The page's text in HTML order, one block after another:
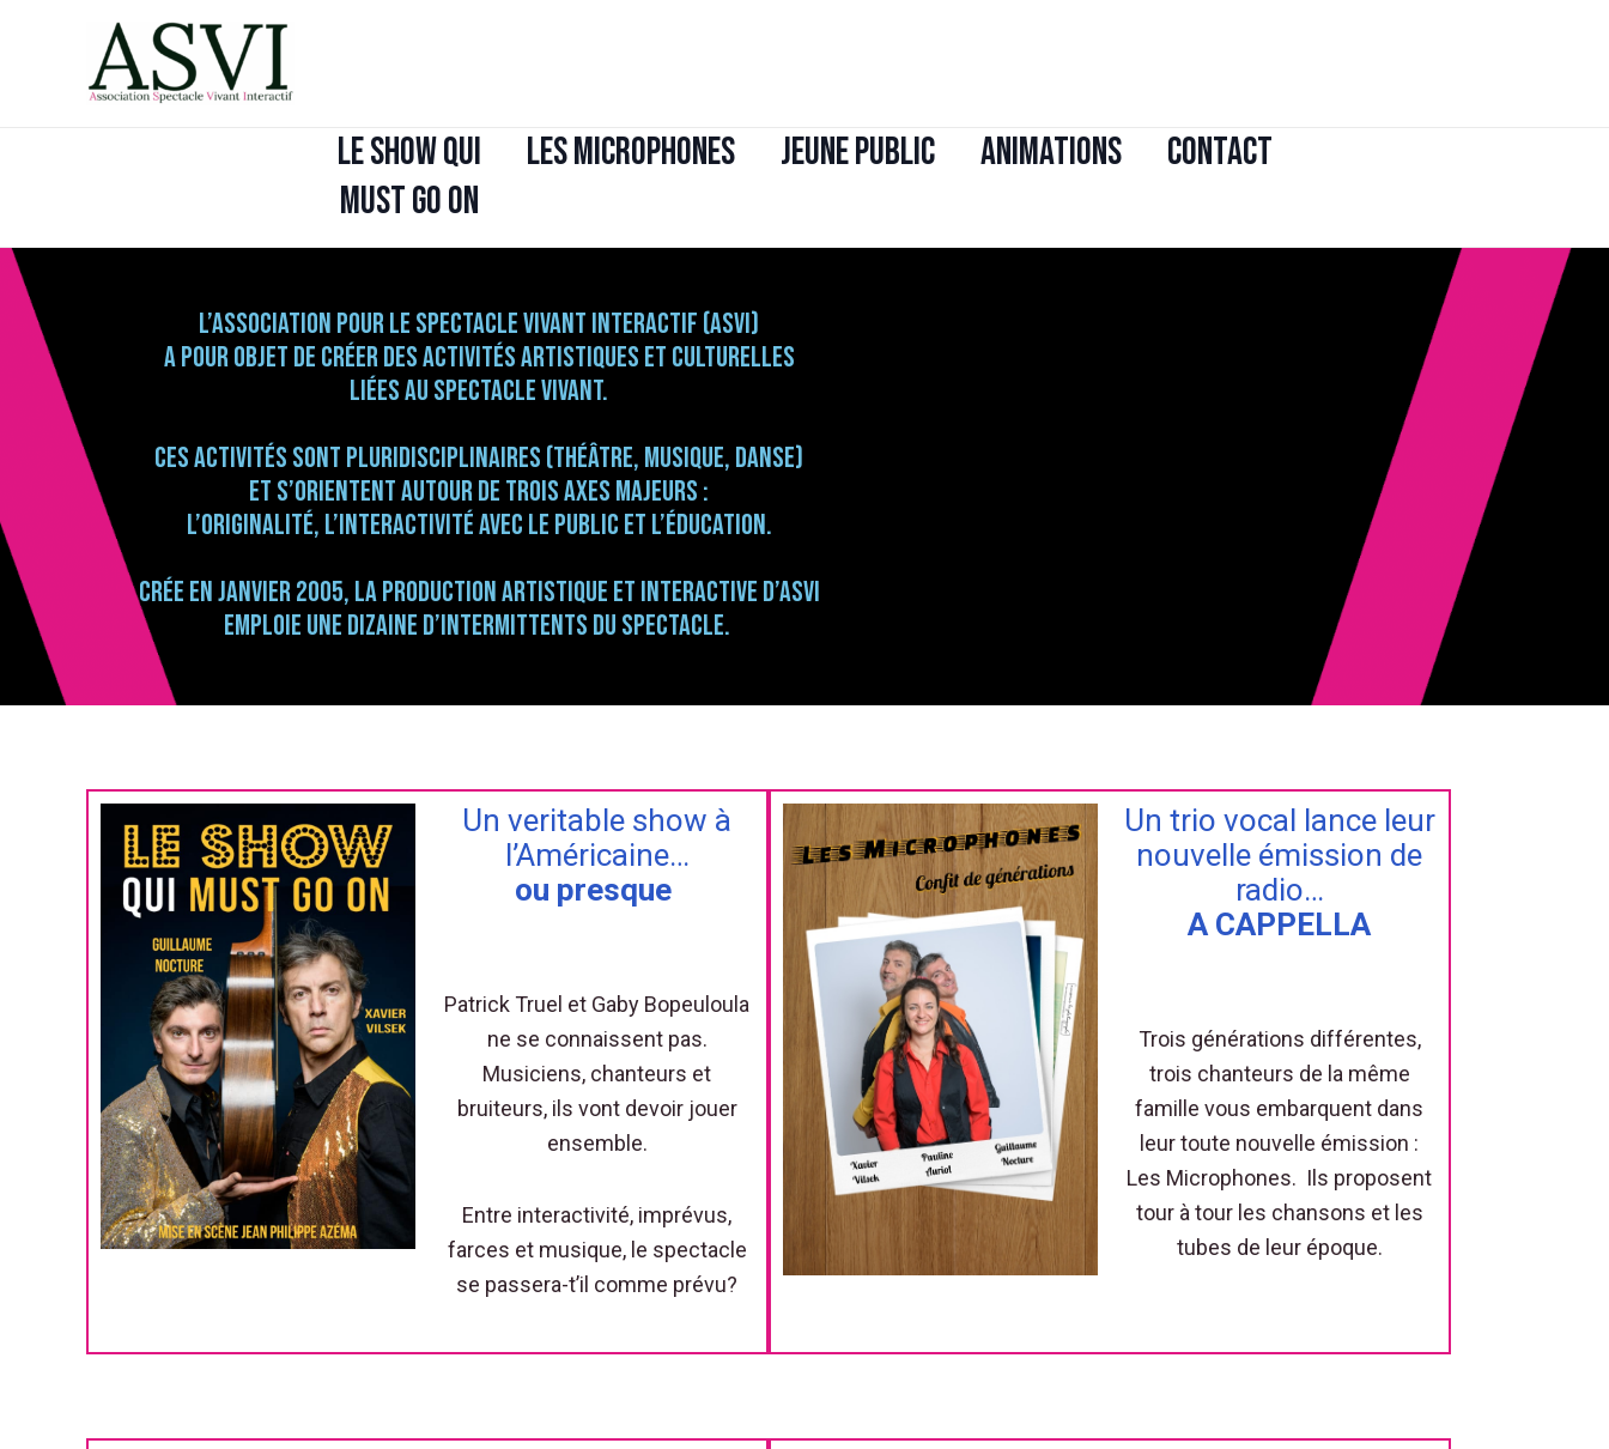
LE SHOW QUI
MUST GO ON
Les Microphones JEUNE PUBLIC ANIMATIONS CONTACT
L’association pour le Spectacle Vivant Interactif (ASVI)
a pour objet de créer des activités artistiques et culturelles
liées au spectacle vivant.
Ces activités sont pluridisciplinaires (théâtre, musique, danse)
et s’orientent autour de trois axes majeurs :
l’originalité, l’interactivité avec le public et l’éducation.
Crée en janvier 2005, la production artistique et interactive d’ASVI
emploie une dizaine d’intermittents du spectacle.
Un veritable show à
l’Américaine…
ou presque
Patrick Truel et Gaby Bopeuloula
ne se connaissent pas.
Musiciens, chanteurs et
bruiteurs, ils vont devoir jouer
ensemble.
Entre interactivité, imprévus,
farces et musique, le spectacle
se passera-t’il comme prévu?
Un trio vocal lance leur
nouvelle émission de
radio…
A CAPPELLA
Trois générations différentes,
trois chanteurs de la même
famille vous embarquent dans
leur toute nouvelle émission :
Les Microphones. Ils proposent
tour à tour les chansons et les
tubes de leur époque.